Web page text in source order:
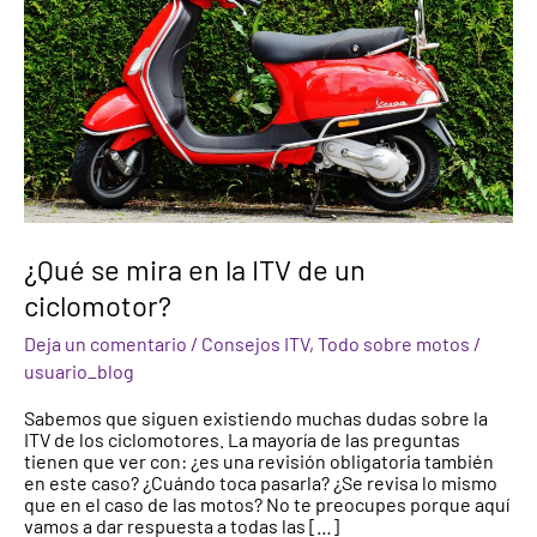
¿Qué se mira en la ITV de un
ciclomotor?
Deja un comentario / Consejos ITV, Todo sobre motos /
usuario_blog
Sabemos que siguen existiendo muchas dudas sobre la
ITV de los ciclomotores. La mayoría de las preguntas
tienen que ver con: ¿es una revisión obligatoria también
en este caso? ¿Cuándo toca pasarla? ¿Se revisa lo mismo
que en el caso de las motos? No te preocupes porque aquí
vamos a dar respuesta a todas las […]
de
un
ciclomotor?